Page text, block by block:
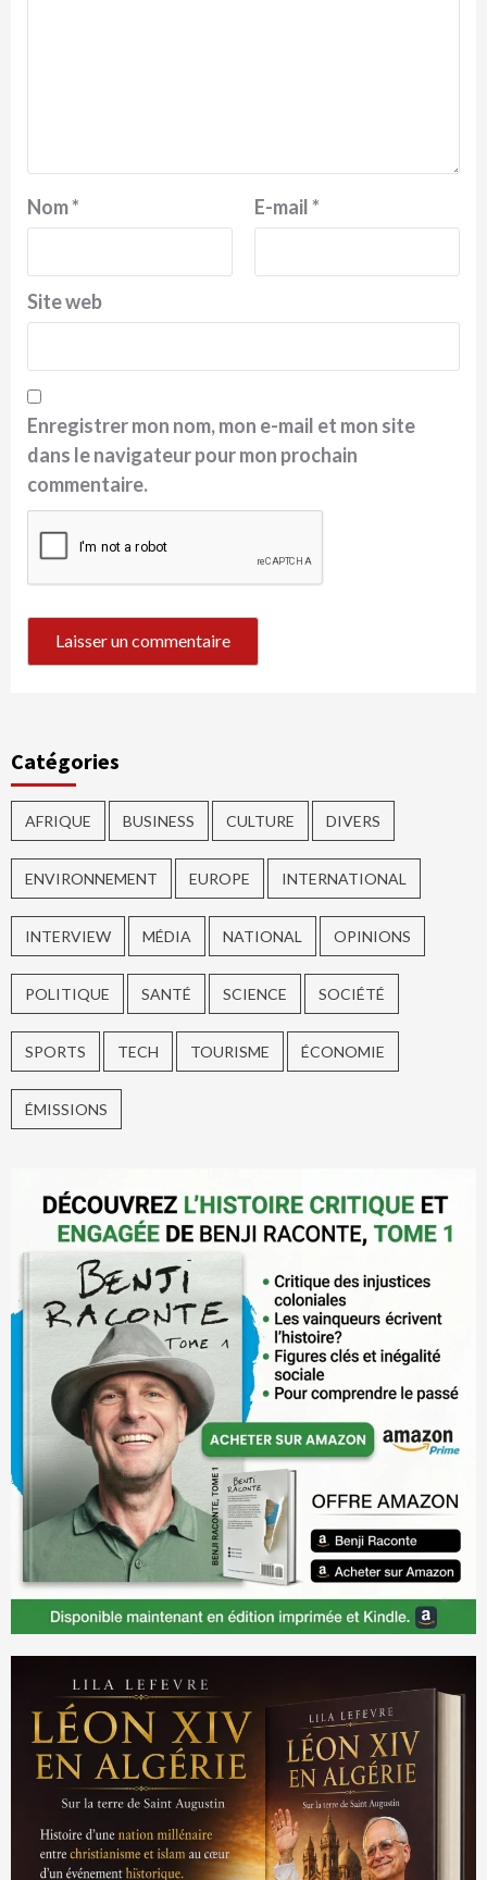
Nom* E-mail*
Site web
Enregistrer mon nom, mon e-mail et mon site
dans le navigateur pour mon prochain
commentaire.
Catégories
AFRIQUE BUSINESS CULTURE DIVERS
ENVIRONNEMENT EUROPE INTERNATIONAL
INTERVIEW MÉDIA NATIONAL OPINIONS
POLITIQUE SANTÉ SCIENCE SOCIÉTÉ
SPORTS TECH TOURISME ÉCONOMIE
ÉMISSIONS